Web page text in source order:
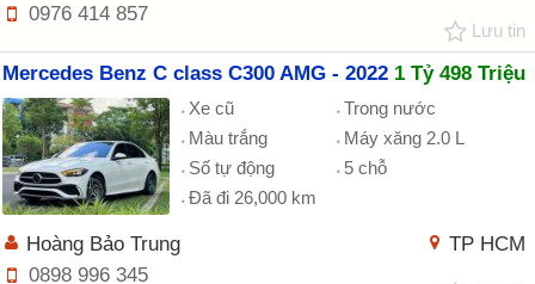
0976 414 857
Lưu tin
Mercedes Benz C class C300 AMG - 2022 1 Tỷ 498 Triệu
Xe cũ
Trong nước
Màu trắng
Máy xăng 2.0 L
Số tự động
5 chỗ
Đã đi 26,000 km
TP HCM
Hoàng Bảo Trung
0898 996 345